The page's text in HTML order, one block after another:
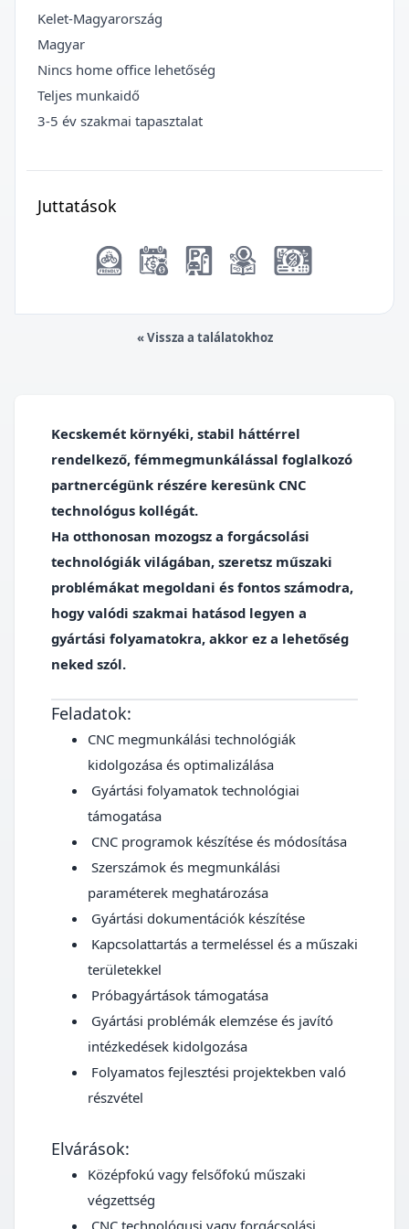
Kelet-Magyarország
Magyar
Nincs home office lehetőség
Teljes munkaidő
3-5 év szakmai tapasztalat
Juttatások
« Vissza a találatokhoz
Kecskemét környéki, stabil háttérrel
rendelkező, fémmegmunkálással foglalkozó
partnercégünk részére keresünk CNC
technológus kollégát.
Ha otthonosan mozogsz a forgácsolási
technológiák világában, szeretsz műszaki
problémákat megoldani és fontos számodra,
hogy valódi szakmai hatásod legyen a
gyártási folyamatokra, akkor ez a lehetőség
neked szól.
Feladatok:
CNC megmunkálási technológiák
kidolgozása és optimalizálása
Gyártási folyamatok technológiai
támogatása
CNC programok készítése és módosítása
Szerszámok és megmunkálási
paraméterek meghatározása
Gyártási dokumentációk készítése
Kapcsolattartás a termeléssel és a műszaki
területekkel
Próbagyártások támogatása
Gyártási problémák elemzése és javító
intézkedések kidolgozása
Folyamatos fejlesztési projektekben való
részvétel
Elvárások:
Középfokú vagy felsőfokú műszaki
végzettség
CNC technológusi vagy forgácsolási